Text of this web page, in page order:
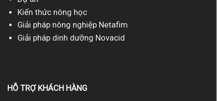
Kiến thức nông học
Giải pháp nông nghiệp Netafim
Giải pháp dinh dưỡng Novacid
HỖ TRỢ KHÁCH HÀNG